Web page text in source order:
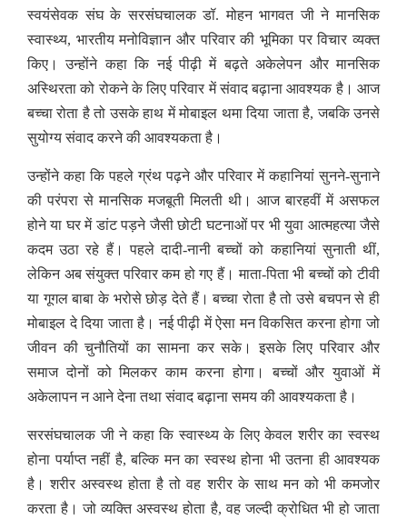
स्वयंसेवक संघ के सरसंघचालक डॉ. मोहन भागवत जी ने मानसिक
स्वास्थ्य, भारतीय मनोविज्ञान और परिवार की भूमिका पर विचार व्यक्त
किए। उन्होंने कहा कि नई पीढ़ी में बढ़ते अकेलेपन और मानसिक
अस्थिरता को रोकने के लिए परिवार में संवाद बढ़ाना आवश्यक है। आज
बच्चा रोता है तो उसके हाथ में मोबाइल थमा दिया जाता है, जबकि उनसे
सुयोग्य संवाद करने की आवश्यकता है।
उन्होंने कहा कि पहले ग्रंथ पढ़ने और परिवार में कहानियां सुनने-सुनाने
की परंपरा से मानसिक मजबूती मिलती थी। आज बारहवीं में असफल
होने या घर में डांट पड़ने जैसी छोटी घटनाओं पर भी युवा आत्महत्या जैसे
कदम उठा रहे हैं। पहले दादी-नानी बच्चों को कहानियां सुनाती थीं,
लेकिन अब संयुक्त परिवार कम हो गए हैं। माता-पिता भी बच्चों को टीवी
या गूगल बाबा के भरोसे छोड़ देते हैं। बच्चा रोता है तो उसे बचपन से ही
मोबाइल दे दिया जाता है। नई पीढ़ी में ऐसा मन विकसित करना होगा जो
जीवन की चुनौतियों का सामना कर सके। इसके लिए परिवार और
समाज दोनों को मिलकर काम करना होगा। बच्चों और युवाओं में
अकेलापन न आने देना तथा संवाद बढ़ाना समय की आवश्यकता है।
सरसंघचालक जी ने कहा कि स्वास्थ्य के लिए केवल शरीर का स्वस्थ
होना पर्याप्त नहीं है, बल्कि मन का स्वस्थ होना भी उतना ही आवश्यक
है। शरीर अस्वस्थ होता है तो वह शरीर के साथ मन को भी कमजोर
करता है। जो व्यक्ति अस्वस्थ होता है, वह जल्दी क्रोधित भी हो जाता